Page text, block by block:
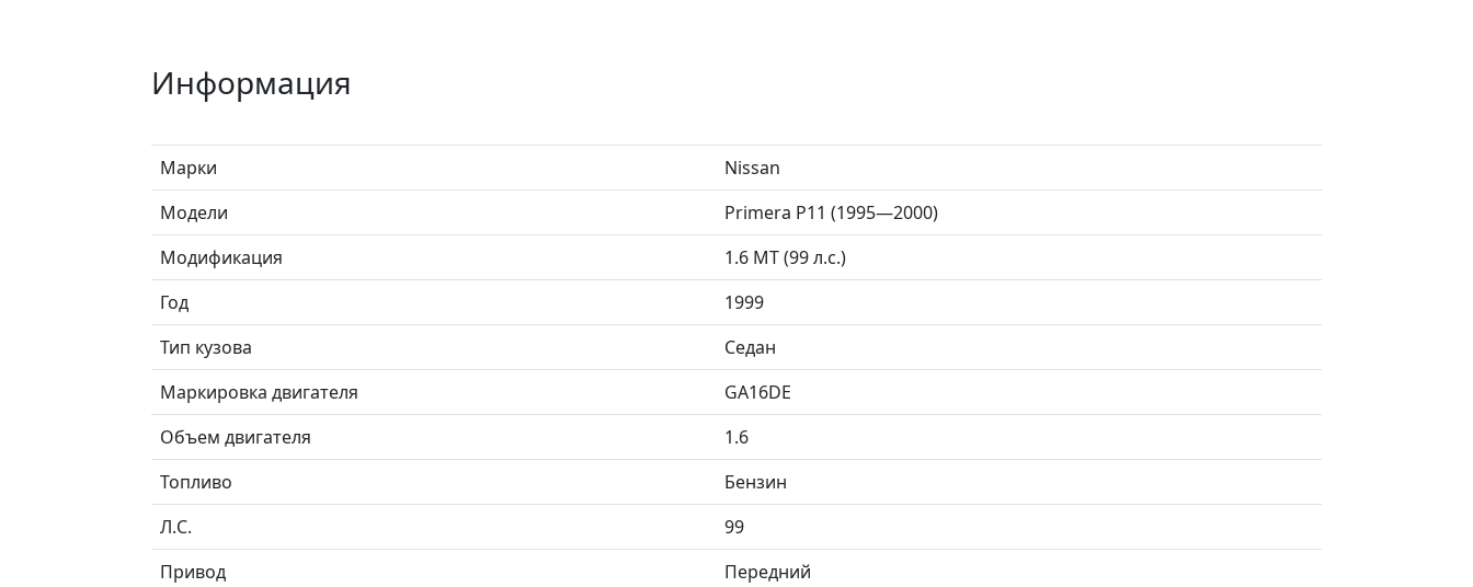
Информация
Марки
Nissan
Модели
Primera P11 (1995—2000)
Модификация
1.6 MT (99 л.с.)
Год
1999
Тип кузова
Седан
Маркировка двигателя
GA16DE
Объем двигателя
1.6
Топливо
Бензин
Л.C.
99
Привод
Передний